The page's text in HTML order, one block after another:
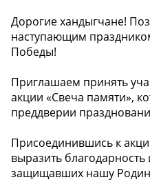
Дорогие хандыгчане!
наступающим
Победы!
Приглашаем принять
акции «Свеча памяти»,
преддверии
Присоединившись к
выразить
защищавших нашу